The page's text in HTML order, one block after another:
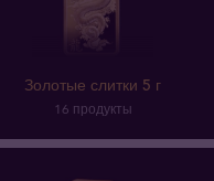
Золотые слитки 5 г
16 продукты